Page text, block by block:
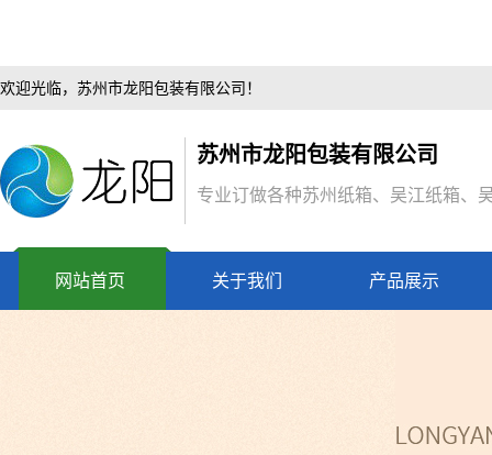
欢迎光临，苏州市龙阳包装有限公司！
苏州市龙阳包装有限公司
专业订做各种苏州纸箱、吴江纸箱、
网站首页 关于我们 产品展示